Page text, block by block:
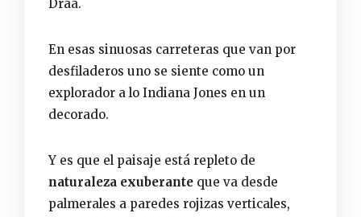
Draa.
En esas sinuosas carreteras que van por
desfiladeros uno se siente como un
explorador a lo Indiana Jones en un
decorado.
Y es que el paisaje está repleto de
naturaleza exuberante que va desde
palmerales a paredes rojizas verticales,